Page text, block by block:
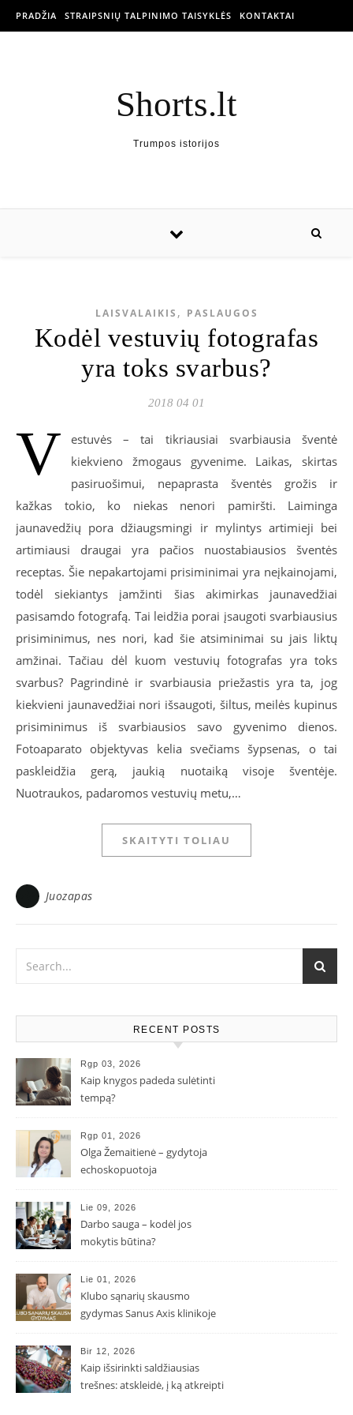
PRADŽIA STRAIPSNIŲ TALPINIMO TAISYKLĖS KONTAKTAI
Shorts.lt
Trumpos istorijos
LAISVALAIKIS , PASLAUGOS
Kodėl vestuvių fotografas
yra toks svarbus?
2018 04 01
V
estuvės – tai tikriausiai svarbiausia šventė
kiekvieno žmogaus gyvenime. Laikas, skirtas
pasiruošimui, nepaprasta šventės grožis ir
kažkas tokio, ko niekas nenori pamiršti. Laiminga
jaunavedžių pora džiaugsmingi ir mylintys artimieji bei
artimiausi draugai yra pačios nuostabiausios šventės
receptas. Šie nepakartojami prisiminimai yra neįkainojami,
todėl siekiantys įamžinti šias akimirkas jaunavedžiai
pasisamdo fotografą. Tai leidžia porai įsaugoti svarbiausius
prisiminimus, nes nori, kad šie atsiminimai su jais liktų
amžinai. Tačiau dėl kuom vestuvių fotografas yra toks
svarbus? Pagrindinė ir svarbiausia priežastis yra ta, jog
kiekvieni jaunavedžiai nori išsaugoti, šiltus, meilės kupinus
prisiminimus iš svarbiausios savo gyvenimo dienos.
Fotoaparato objektyvas kelia svečiams šypsenas, o tai
paskleidžia gerą, jaukią nuotaiką visoje šventėje.
Nuotraukos, padaromos vestuvių metu,…
SKAITYTI TOLIAU
Juozapas
RECENT POSTS
Rgp 03, 2026
Kaip knygos padeda sulėtinti
tempą?
Rgp 01, 2026
Olga Žemaitienė – gydytoja
echoskopuotoja
Lie 09, 2026
Darbo sauga – kodėl jos
mokytis būtina?
Lie 01, 2026
Klubo sąnarių skausmo
gydymas Sanus Axis klinikoje
Bir 12, 2026
Kaip išsirinkti saldžiausias
trešnes: atskleidė, į ką atkreipti